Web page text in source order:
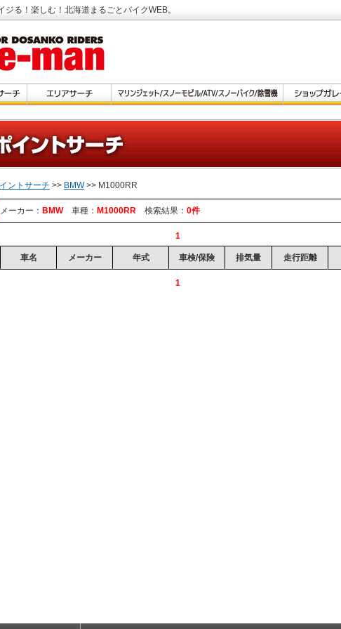
ジる！楽しむ！北海道まるごとバイクWEB。
ントサーチ >> BMW>> M1000RR
メーカー： BMW車種： M1000RR 検索結果： 0件
1
車名 メーカー 年式 車検/保険 排気量 走行距離
1